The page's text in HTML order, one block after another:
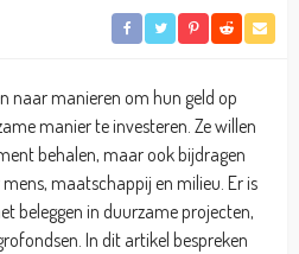
naar manieren om hun geld op
manier te investeren. Ze willen
behalen, maar ook bijdragen
maatschappij en milieu. Er is
beleggen in duurzame projecten,
In dit artikel bespreken